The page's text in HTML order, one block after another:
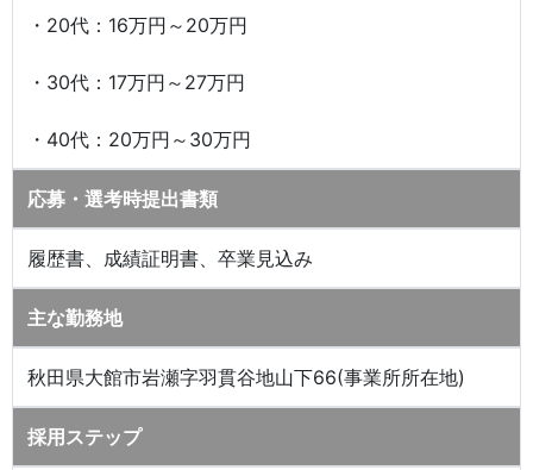
・20代：16万円～20万円
・30代：17万円～27万円
・40代：20万円～30万円
応募・選考時提出書類
履歴書、成績証明書、卒業見込み
主な勤務地
秋田県大館市岩瀬字羽貫谷地山下66(事業所所在地)
採用ステップ